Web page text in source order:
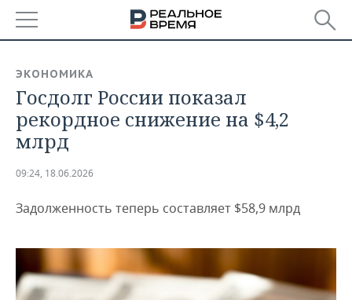
БАШКОРТОСТАН
ТАТАРСТАН
НОВОСТИ
АНАЛИТИКА
ДЕКЛАРАЦИИ О ДОХОДАХ
ВУЗЫ ТАТАРСТАНА
НОВОСТИ ЭКОНОМИКИ
БАНКИ
ПРОМЫШЛЕННОСТЬ
ПРОМЫШЛЕННОСТИ
АГРОПРОМ
НОВОСТИ НЕДВИЖИМОСТИ
АВТО
ЭКОНОМИКА
Госдолг России показал
рекордное снижение на $4,2
млрд
09:24, 18.06.2026
Задолженность теперь составляет $58,9 млрд